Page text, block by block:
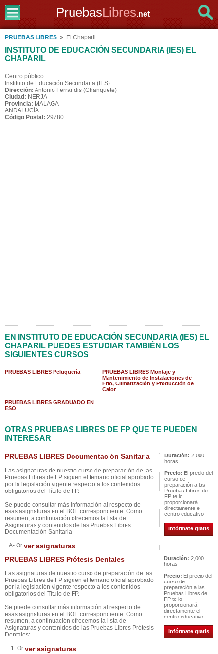
PruebasLibres.net
PRUEBAS LIBRES » El Chaparil
INSTITUTO DE EDUCACIÓN SECUNDARIA (IES) EL
CHAPARIL
Centro público
Instituto de Educación Secundaria (IES)
Dirección: Antonio Ferrandis (Chanquete)
Ciudad: NERJA
Provincia: MALAGA
ANDALUCÍA
Código Postal: 29780
EN INSTITUTO DE EDUCACIÓN SECUNDARIA (IES) EL
CHAPARIL PUEDES ESTUDIAR TAMBIÉN LOS
SIGUIENTES CURSOS
PRUEBAS LIBRES Peluquería
PRUEBAS LIBRES Montaje y
Mantenimiento de Instalaciones de
Frio, Climatización y Producción de
Calor
PRUEBAS LIBRES GRADUADO EN
ESO
OTRAS PRUEBAS LIBRES DE FP QUE TE PUEDEN
INTERESAR
PRUEBAS LIBRES Documentación Sanitaria
Las asignaturas de nuestro curso de preparación de las
Pruebas Libres de FP siguen el temario oficial aprobado
por la legislación vigente respecto a los contenidos
obligatorios del Título de FP.
Se puede consultar más información al respecto de
esas asignaturas en el BOE correspondiente. Como
resumen, a continuación ofrecemos la lista de
Asignaturas y contenidos de las Pruebas Libres
Documentación Sanitaria:
A- Or ver asignaturas
Duración: 2,000
horas
Precio: El precio del
curso de
preparación a las
Pruebas Libres de
FP te lo
proporcionará
directamente el
centro educativo
Infórmate gratis
PRUEBAS LIBRES Prótesis Dentales
Las asignaturas de nuestro curso de preparación de las
Pruebas Libres de FP siguen el temario oficial aprobado
por la legislación vigente respecto a los contenidos
obligatorios del Título de FP.
Se puede consultar más información al respecto de
esas asignaturas en el BOE correspondiente. Como
resumen, a continuación ofrecemos la lista de
Asignaturas y contenidos de las Pruebas Libres Prótesis
Dentales:
1. Or ver asignaturas
Duración: 2,000
horas
Precio: El precio del
curso de
preparación a las
Pruebas Libres de
FP te lo
proporcionará
directamente el
centro educativo
Infórmate gratis